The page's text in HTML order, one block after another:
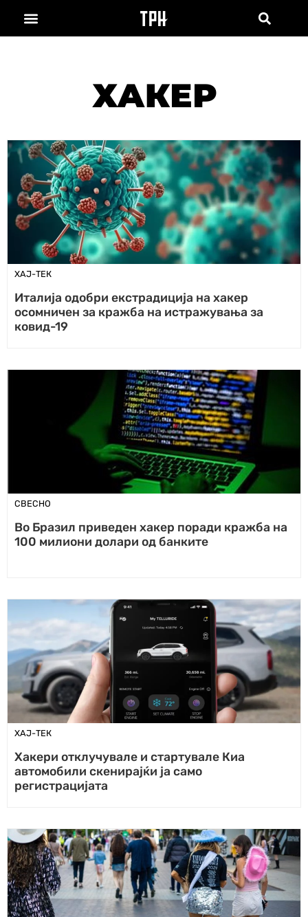
ХАКЕР
ХАЈ-ТЕК
Италија одобри екстрадиција на хакер
осомничен за кражба на истражувања за
ковид-19
СВЕСНО
Во Бразил приведен хакер поради кражба на
100 милиони долари од банките
ХАЈ-ТЕК
Хакери отклучувале и стартувале Киа
автомобили скенирајќи ја само
регистрацијата